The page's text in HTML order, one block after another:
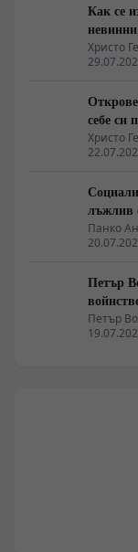
Как се
невинни
Христо
себе си
Христо
лъжлив
Панко
Петър
Петър